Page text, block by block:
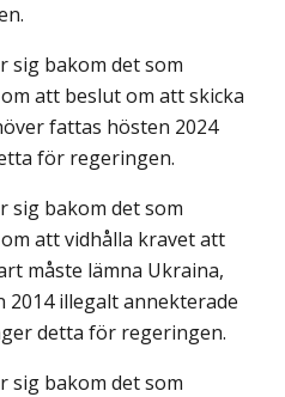
sig bakom det som
att beslut om att skicka
fattas hösten 2024
för regeringen.
sig bakom det som
att vidhålla kravet att
måste lämna Ukraina,
2014 illegalt annekterade
detta för regeringen.
sig bakom det som